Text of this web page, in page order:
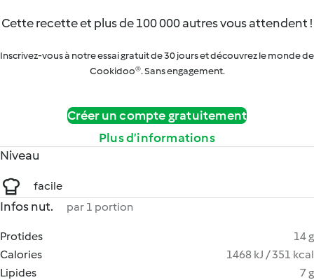
Cette recette et plus de 100 000 autres vous attendent !
Inscrivez-vous à notre essai gratuit de 30 jours et découvrez le monde de
Cookidoo®. Sans engagement.
Créer un compte gratuitement
Plus d’informations
Niveau
facile
Infos nut. par 1 portion
Protides
14 g
Calories
1468 kJ / 351 kcal
Lipides
7 g